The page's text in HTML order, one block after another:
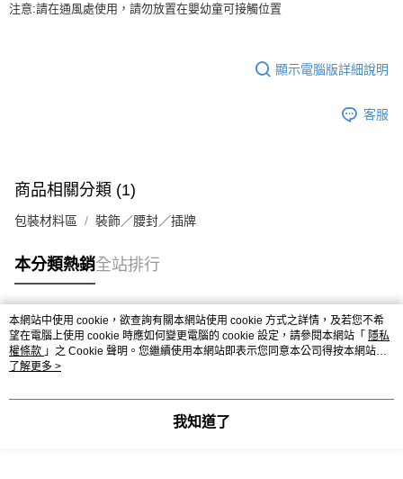
任。
５．嚴禁一人註冊多個帳號或使用他人資訊註冊。若發現惡意使用之情形，
注意:請在通風處使用，請勿放置在嬰幼童可接觸位置
顯示電腦版詳細說明
客服
商品相關分類 (1)
包裝材料區 裝飾／腰封／插牌
本分類熱銷全站排行
熱門標籤
本網站中使用 cookie，欲查詢有關本網站使用 cookie 方式之詳情，及若您不希
望在電腦上使用 cookie 時應如何變更電腦的 cookie 設定，請參閱本網站「 隱私
權條款 」之 Cookie 聲明。您繼續使用本網站即表示您同意本公司得按本網站使
用條款之 Cookie 聲明使用 cookie。
了解更多 >
我知道了